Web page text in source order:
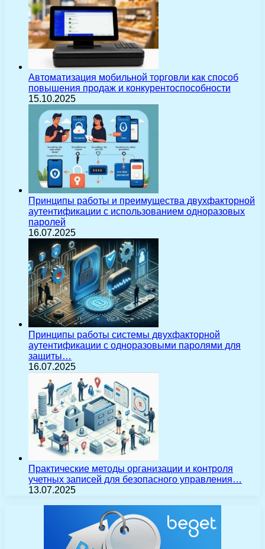
Автоматизация мобильной торговли как способ
повышения продаж и конкурентоспособности
15.10.2025
Принципы работы и преимущества двухфакторной
аутентификации с использованием одноразовых
паролей
16.07.2025
Принципы работы системы двухфакторной
аутентификации с одноразовыми паролями для
защиты…
16.07.2025
Практические методы организации и контроля
учетных записей для безопасного управления…
13.07.2025